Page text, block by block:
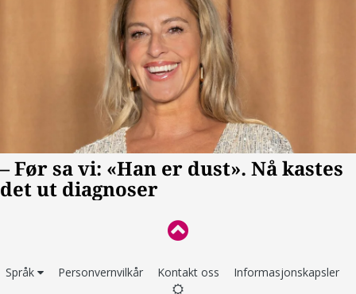
Språk Personvernvilkår Kontakt oss Informasjonskapsler